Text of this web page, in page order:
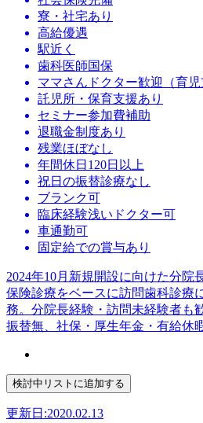
寮・社宅あり
高給優遇
駅近く
歯科医師国保
ママさんドクター歓迎（育児
託児所・保育支援あり
セミナー参加費補助
退職金制度あり
残業ほぼなし
年間休日120日以上
祝日の振替診療なし
ブランク可
臨床経験浅いドクター可
車通勤可
固定給での賞与あり
2024年10月新規開設に向けた分院
保険診療をベースに訪問歯科診療
務。分院長経験・訪問未経験者も
振替無、社保・厚生年金・有給休
更新日:2020.02.13